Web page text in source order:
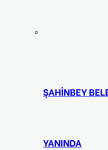
ŞAHİNBEY
YANINDA